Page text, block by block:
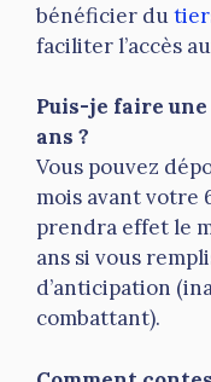
bénéficier du
faciliter l’accès
Puis-je faire une
ans ?
Vous pouvez
mois avant votre
prendra effet le
ans si vous
d’anticipation
combattant).